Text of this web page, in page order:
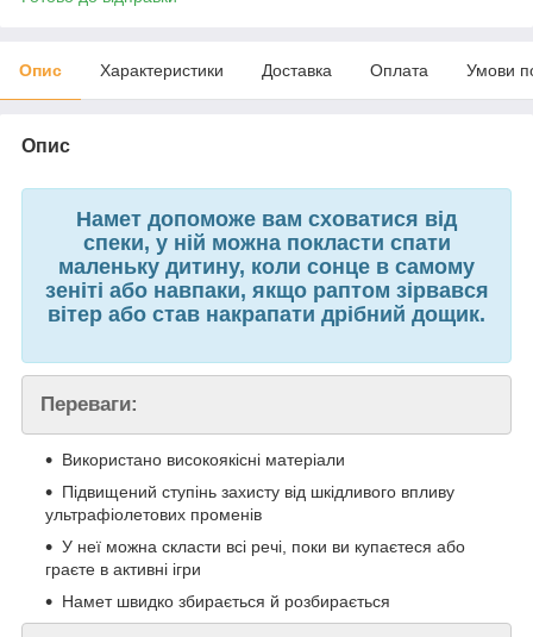
Опис Характеристики Доставка Оплата Умови
Опис
Намет допоможе вам сховатися від
спеки, у ній можна покласти спати
маленьку дитину, коли сонце в самому
зеніті або навпаки, якщо раптом зірвався
вітер або став накрапати дрібний дощик.
Переваги:
Використано високоякісні матеріали
Підвищений ступінь захисту від шкідливого впливу
ультрафіолетових променів
У неї можна скласти всі речі, поки ви купаєтеся або
граєте в активні ігри
Намет швидко збирається й розбирається